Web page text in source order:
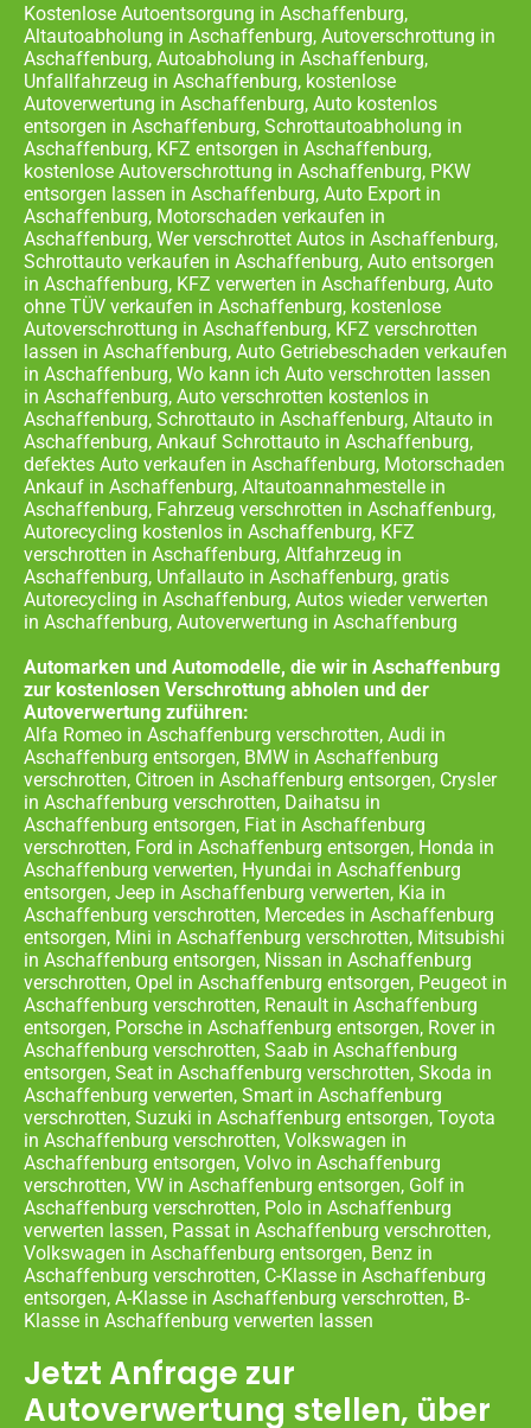
Kostenlose Autoentsorgung in Aschaffenburg,
Altautoabholung in Aschaffenburg, Autoverschrottung in
Aschaffenburg, Autoabholung in Aschaffenburg,
Unfallfahrzeug in Aschaffenburg, kostenlose
Autoverwertung in Aschaffenburg, Auto kostenlos
entsorgen in Aschaffenburg, Schrottautoabholung in
Aschaffenburg, KFZ entsorgen in Aschaffenburg,
kostenlose Autoverschrottung in Aschaffenburg, PKW
entsorgen lassen in Aschaffenburg, Auto Export in
Aschaffenburg, Motorschaden verkaufen in
Aschaffenburg, Wer verschrottet Autos in Aschaffenburg,
Schrottauto verkaufen in Aschaffenburg, Auto entsorgen
in Aschaffenburg, KFZ verwerten in Aschaffenburg, Auto
ohne TÜV verkaufen in Aschaffenburg, kostenlose
Autoverschrottung in Aschaffenburg, KFZ verschrotten
lassen in Aschaffenburg, Auto Getriebeschaden verkaufen
in Aschaffenburg, Wo kann ich Auto verschrotten lassen
in Aschaffenburg, Auto verschrotten kostenlos in
Aschaffenburg, Schrottauto in Aschaffenburg, Altauto in
Aschaffenburg, Ankauf Schrottauto in Aschaffenburg,
defektes Auto verkaufen in Aschaffenburg, Motorschaden
Ankauf in Aschaffenburg, Altautoannahmestelle in
Aschaffenburg, Fahrzeug verschrotten in Aschaffenburg,
Autorecycling kostenlos in Aschaffenburg, KFZ
verschrotten in Aschaffenburg, Altfahrzeug in
Aschaffenburg, Unfallauto in Aschaffenburg, gratis
Autorecycling in Aschaffenburg, Autos wieder verwerten
in Aschaffenburg, Autoverwertung in Aschaffenburg
Automarken und Automodelle, die wir in Aschaffenburg
zur kostenlosen Verschrottung abholen und der
Autoverwertung zuführen:
Alfa Romeo in Aschaffenburg verschrotten, Audi in
Aschaffenburg entsorgen, BMW in Aschaffenburg
verschrotten, Citroen in Aschaffenburg entsorgen, Crysler
in Aschaffenburg verschrotten, Daihatsu in
Aschaffenburg entsorgen, Fiat in Aschaffenburg
verschrotten, Ford in Aschaffenburg entsorgen, Honda in
Aschaffenburg verwerten, Hyundai in Aschaffenburg
entsorgen, Jeep in Aschaffenburg verwerten, Kia in
Aschaffenburg verschrotten, Mercedes in Aschaffenburg
entsorgen, Mini in Aschaffenburg verschrotten, Mitsubishi
in Aschaffenburg entsorgen, Nissan in Aschaffenburg
verschrotten, Opel in Aschaffenburg entsorgen, Peugeot in
Aschaffenburg verschrotten, Renault in Aschaffenburg
entsorgen, Porsche in Aschaffenburg entsorgen, Rover in
Aschaffenburg verschrotten, Saab in Aschaffenburg
entsorgen, Seat in Aschaffenburg verschrotten, Skoda in
Aschaffenburg verwerten, Smart in Aschaffenburg
verschrotten, Suzuki in Aschaffenburg entsorgen, Toyota
in Aschaffenburg verschrotten, Volkswagen in
Aschaffenburg entsorgen, Volvo in Aschaffenburg
verschrotten, VW in Aschaffenburg entsorgen, Golf in
Aschaffenburg verschrotten, Polo in Aschaffenburg
verwerten lassen, Passat in Aschaffenburg verschrotten,
Volkswagen in Aschaffenburg entsorgen, Benz in
Aschaffenburg verschrotten, C-Klasse in Aschaffenburg
entsorgen, A-Klasse in Aschaffenburg verschrotten, B-
Klasse in Aschaffenburg verwerten lassen
Jetzt Anfrage zur
Autoverwertung stellen, über